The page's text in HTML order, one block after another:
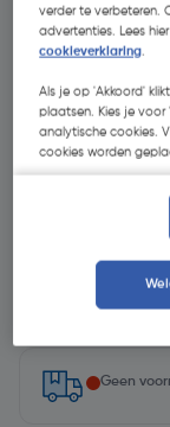
€ 25,72|
Selecteer
minuten op
Selecteer
Geen
verder te verbeteren.
advertenties. Lees
cookieverklaring.
Als je op 'Akkoord'
plaatsen. Kies je
analytische cookies.
cookies worden